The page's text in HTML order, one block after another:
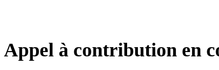
Appel à contribution en